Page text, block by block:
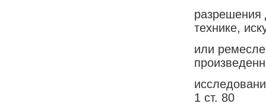
разрешения
технике,
или
1 ст. 80